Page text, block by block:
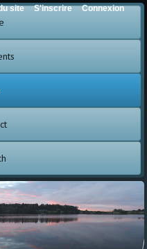
site S'inscrire Connexion